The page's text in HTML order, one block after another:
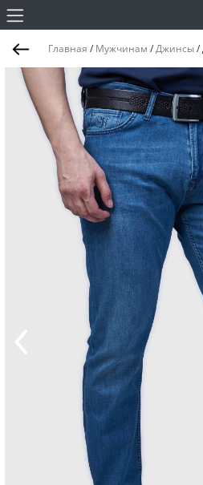
Главная / Мужчинам /Джинсы/